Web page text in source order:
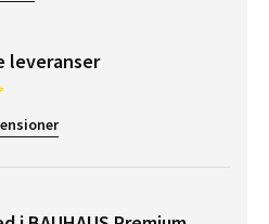
leveranser